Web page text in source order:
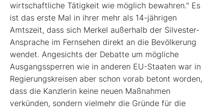
wirtschaftliche Tätigkeit wie möglich bewahren." Es
ist das erste Mal in ihrer mehr als 14-jährigen
Amtszeit, dass sich Merkel außerhalb der Silvester-
Ansprache im Fernsehen direkt an die Bevölkerung
wendet. Angesichts der Debatte um mögliche
Ausgangssperren wie in anderen EU-Staaten war in
Regierungskreisen aber schon vorab betont worden,
dass die Kanzlerin keine neuen Maßnahmen
verkünden, sondern vielmehr die Gründe für die